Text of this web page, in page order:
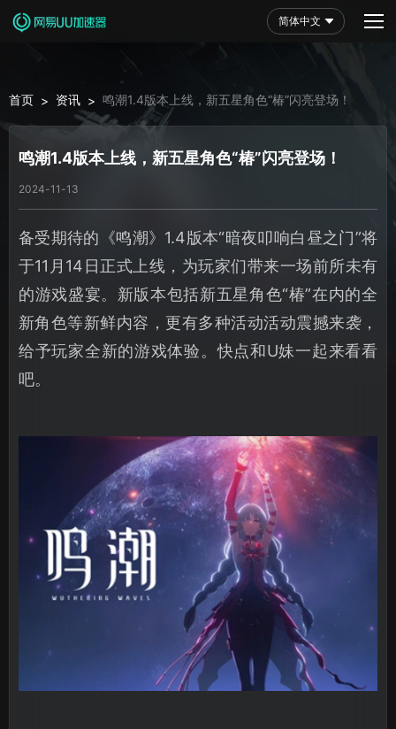
简体中文
首页 > 资讯 > 鸣潮1.4版本上线，新五星角色“椿”闪亮登场！
鸣潮1.4版本上线，新五星角色“椿”闪亮登场！
2024-11-13
备受期待的《鸣潮》1.4版本“暗夜叩响白昼之门”将
于11月14日正式上线，为玩家们带来一场前所未有
的游戏盛宴。新版本包括新五星角色“椿”在内的全
新角色等新鲜内容，更有多种活动活动震撼来袭，
给予玩家全新的游戏体验。快点和U妹一起来看看
吧。